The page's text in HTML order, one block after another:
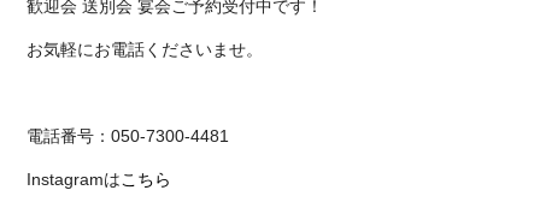
歓迎会 送別会 宴会ご予約受付中です！
お気軽にお電話くださいませ。
電話番号：050-7300-4481
Instagramはこちら